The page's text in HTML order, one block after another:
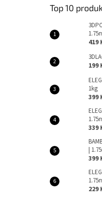
Top 10
419
199
1kg
399
339
|
399
229